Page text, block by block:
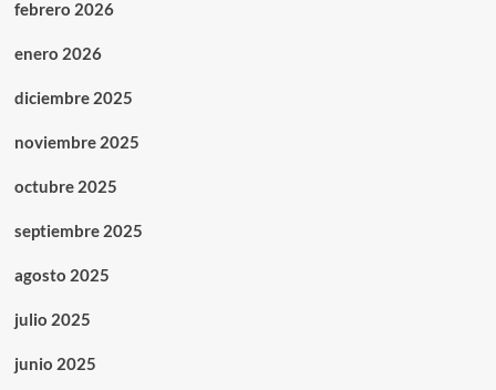
febrero 2026
enero 2026
diciembre 2025
noviembre 2025
octubre 2025
septiembre 2025
agosto 2025
julio 2025
junio 2025